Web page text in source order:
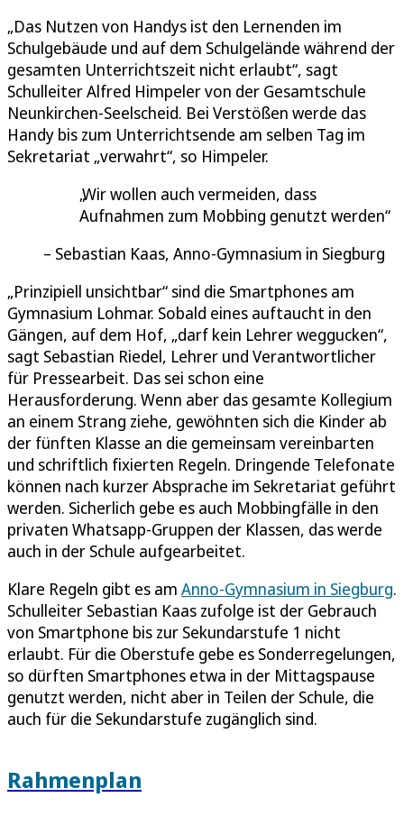
„Das Nutzen von Handys ist den Lernenden im
Schulgebäude und auf dem Schulgelände während der
gesamten Unterrichtszeit nicht erlaubt“, sagt
Schulleiter Alfred Himpeler von der Gesamtschule
Neunkirchen-Seelscheid. Bei Verstößen werde das
Handy bis zum Unterrichtsende am selben Tag im
Sekretariat „verwahrt“, so Himpeler.
Wir wollen auch vermeiden, dass
Aufnahmen zum Mobbing genutzt werden
Sebastian Kaas, Anno-Gymnasium in Siegburg
„Prinzipiell unsichtbar“ sind die Smartphones am
Gymnasium Lohmar. Sobald eines auftaucht in den
Gängen, auf dem Hof, „darf kein Lehrer weggucken“,
sagt Sebastian Riedel, Lehrer und Verantwortlicher
für Pressearbeit. Das sei schon eine
Herausforderung. Wenn aber das gesamte Kollegium
an einem Strang ziehe, gewöhnten sich die Kinder ab
der fünften Klasse an die gemeinsam vereinbarten
und schriftlich fixierten Regeln. Dringende Telefonate
können nach kurzer Absprache im Sekretariat geführt
werden. Sicherlich gebe es auch Mobbingfälle in den
privaten Whatsapp-Gruppen der Klassen, das werde
auch in der Schule aufgearbeitet.
Klare Regeln gibt es am Anno-Gymnasium in Siegburg.
Schulleiter Sebastian Kaas zufolge ist der Gebrauch
von Smartphone bis zur Sekundarstufe 1 nicht
erlaubt. Für die Oberstufe gebe es Sonderregelungen,
so dürften Smartphones etwa in der Mittagspause
genutzt werden, nicht aber in Teilen der Schule, die
auch für die Sekundarstufe zugänglich sind.
Rahmenplan